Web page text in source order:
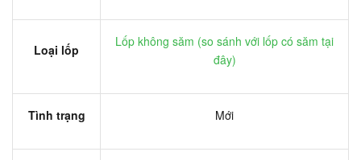
Loại lốp
Lốp không săm (so sánh với lốp có săm tại
đây)
Tình trạng Mới